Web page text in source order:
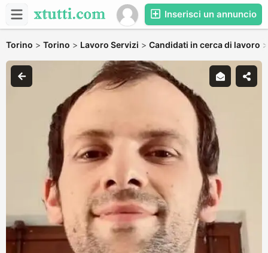
Inserisci un annuncio
Torino > Torino > Lavoro Servizi > Candidati in cerca di lavoro